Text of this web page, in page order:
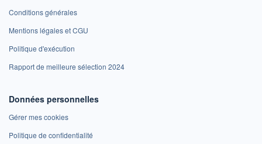
Conditions générales
Mentions légales et CGU
Politique d'exécution
Rapport de meilleure sélection 2024
Données personnelles
Gérer mes cookies
Politique de confidentialité